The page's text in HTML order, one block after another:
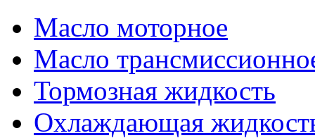
Масло моторное
Масло
Тормозная жидкость
Охлаждающая